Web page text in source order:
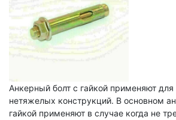
Анкерный болт с гайкой применяют
нетяжелых конструкций. В основном
гайкой применяют в случае когда не